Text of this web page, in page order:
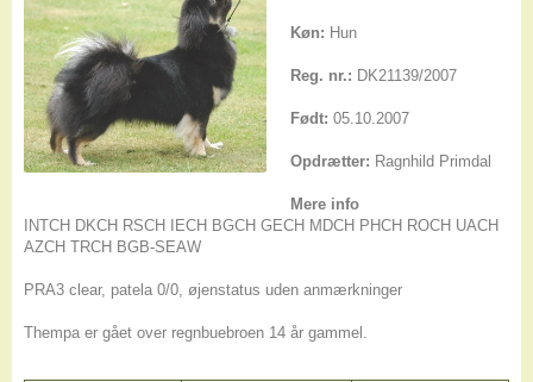
Køn: Hun
Reg. nr.: DK21139/2007
Født: 05.10.2007
Opdrætter: Ragnhild Primdal
Mere info
INTCH DKCH RSCH IECH BGCH GECH MDCH PHCH ROCH UACH
AZCH TRCH BGB-SEAW
PRA3 clear, patela 0/0, øjenstatus uden anmærkninger
Thempa er gået over regnbuebroen 14 år gammel.